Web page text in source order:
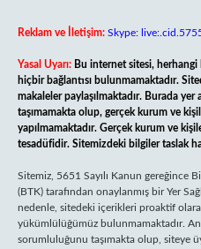
Reklam ve İletişim: Skype:
Yasal Uyarı: Bu internet sitesi, herhangi
hiçbir bağlantısı bulunmamaktadır.
makaleler paylaşılmaktadır. Burada
taşımamakta olup, gerçek kurum ve
yapılmamaktadır. Gerçek kurum ve
tesadüfidir. Sitemizdeki bilgiler taslak
Sitemiz, 5651 Sayılı Kanun gereğince
(BTK) tarafından onaylanmış bir Yer
nedenle, sitedeki içerikleri proaktif
yükümlülüğümüz bulunmamaktadır.
sorumluluğunu taşımakta olup, siteye